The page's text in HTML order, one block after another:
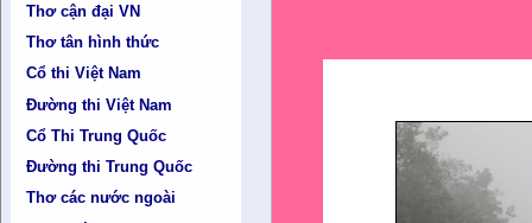
Thơ cận đại VN
Thơ tân hình thức
Cổ thi Việt Nam
Đường thi Việt Nam
Cổ Thi Trung Quốc
Đường thi Trung Quốc
Thơ các nước ngoài